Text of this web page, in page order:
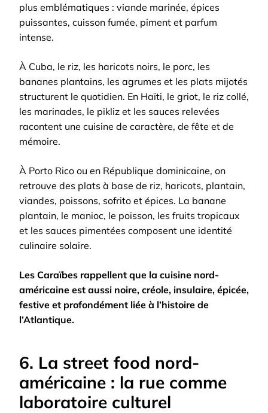
plus emblématiques : viande marinée, épices
puissantes, cuisson fumée, piment et parfum
intense.
À Cuba, le riz, les haricots noirs, le porc, les
bananes plantains, les agrumes et les plats mijotés
structurent le quotidien. En Haïti, le griot, le riz collé,
les marinades, le pikliz et les sauces relevées
racontent une cuisine de caractère, de fête et de
mémoire.
À Porto Rico ou en République dominicaine, on
retrouve des plats à base de riz, haricots, plantain,
viandes, poissons, sofrito et épices. La banane
plantain, le manioc, le poisson, les fruits tropicaux
et les sauces pimentées composent une identité
culinaire solaire.
Les Caraïbes rappellent que la cuisine nord-
américaine est aussi noire, créole, insulaire, épicée,
festive et profondément liée à l’histoire de
l’Atlantique.
6. La street food nord-
américaine : la rue comme
laboratoire culturel